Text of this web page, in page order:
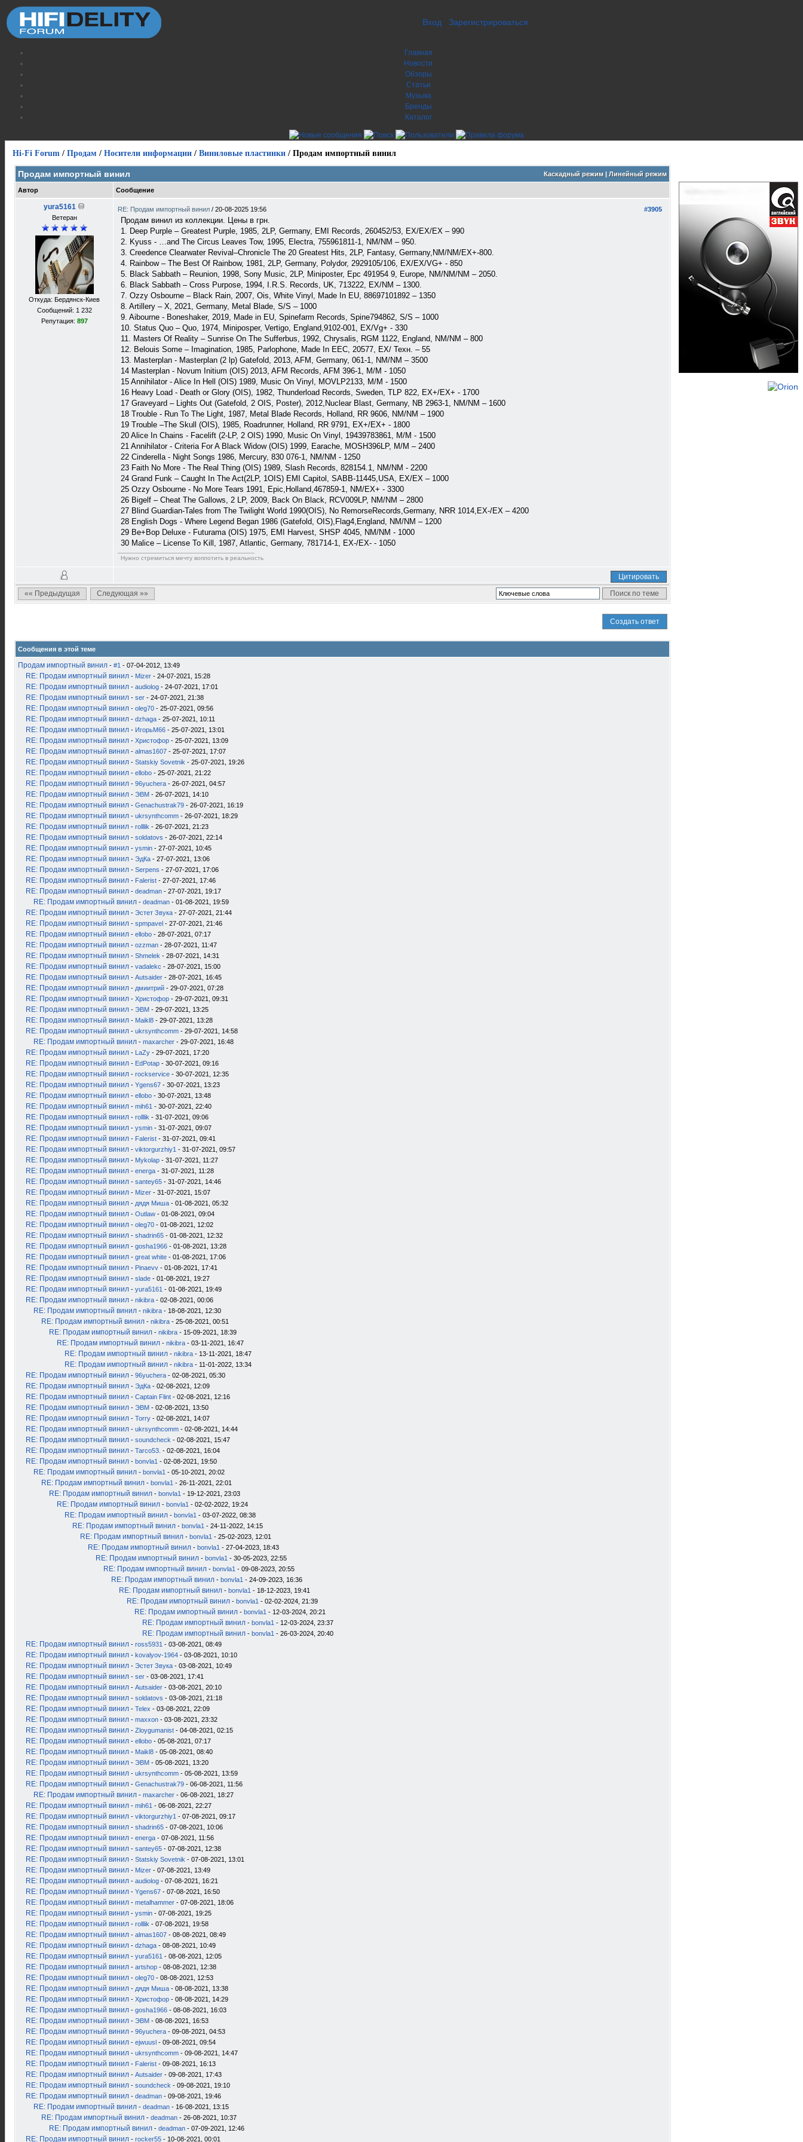
Вход Зарегистрироваться
Главная
Новости
Обзоры
Статьи
Музыка
Бренды
Каталог
Hi-Fi Forum / Продам / Носители информации / Виниловые пластинки / Продам импортный винил
Каскадный режим| Линейный режим
Продам импортный винил
Автор Сообщение
yura5161
Ветеран
Откуда: Бердянск-Киев
Сообщений: 1 232
Репутация: 897
#3905
RE: Продам импортный винил / 20-08-2025 19:56
Продам винил из коллекции. Цены в грн.
1. Deep Purple – Greatest Purple, 1985, 2LP, Germany, EMI Records, 260452/53, EX/EX/EX – 990
2. Kyuss - …and The Circus Leaves Tow, 1995, Electra, 755961811-1, NM/NM – 950.
3. Creedence Clearwater Revival–Chronicle The 20 Greatest Hits, 2LP, Fantasy, Germany,NM/NM/EX+-800.
4. Rainbow – The Best Of Rainbow, 1981, 2LP, Germany, Polydor, 2929105/106, EX/EX/VG+ - 850
5. Black Sabbath – Reunion, 1998, Sony Music, 2LP, Miniposter, Epc 491954 9, Europe, NM/NM/NM – 2050.
6. Black Sabbath – Cross Purpose, 1994, I.R.S. Records, UK, 713222, EX/NM – 1300.
7. Ozzy Osbourne – Black Rain, 2007, Ois, White Vinyl, Made In EU, 88697101892 – 1350
8. Artillery – X, 2021, Germany, Metal Blade, S/S – 1000
9. Aibourne - Boneshaker, 2019, Made in EU, Spinefarm Records, Spine794862, S/S – 1000
10. Status Quo – Quo, 1974, Miniposper, Vertigo, England,9102-001, EX/Vg+ - 330
11. Masters Of Reality – Sunrise On The Sufferbus, 1992, Chrysalis, RGM 1122, England, NM/NM – 800
12. Belouis Some – Imagination, 1985, Parlophone, Made In EEC, 20577, EX/ Техн. – 55
13. Masterplan - Masterplan (2 lp) Gatefold, 2013, AFM, Germany, 061-1, NM/NM – 3500
14 Masterplan - Novum Initium (OIS) 2013, AFM Records, AFM 396-1, M/M - 1050
15 Annihilator - Alice In Hell (OIS) 1989, Music On Vinyl, MOVLP2133, M/M - 1500
16 Heavy Load - Death or Glory (OIS), 1982, Thunderload Records, Sweden, TLP 822, EX+/EX+ - 1700
17 Graveyard – Lights Out (Gatefold, 2 OIS, Poster), 2012,Nuclear Blast, Germany, NB 2963-1, NM/NM – 1600
18 Trouble - Run To The Light, 1987, Metal Blade Records, Holland, RR 9606, NM/NM – 1900
19 Trouble –The Skull (OIS), 1985, Roadrunner, Holland, RR 9791, EX+/EX+ - 1800
20 Alice In Chains - Facelift (2-LP, 2 OIS) 1990, Music On Vinyl, 19439783861, M/M - 1500
21 Annihilator - Criteria For A Black Widow (OIS) 1999, Earache, MOSH396LP, M/M – 2400
22 Сinderella - Night Songs 1986, Mercury, 830 076-1, NM/NM - 1250
23 Faith No More - The Real Thing (OIS) 1989, Slash Records, 828154.1, NM/NM - 2200
24 Grand Funk – Caught In The Act(2LP, 1OIS) EMI Capitol, SABB-11445,USA, EX/EX – 1000
25 Ozzy Osbourne - No More Tears 1991, Epic,Holland,467859-1, NM/EX+ - 3300
26 Bigelf – Cheat The Gallows, 2 LP, 2009, Back On Black, RCV009LP, NM/NM – 2800
27 Blind Guardian-Tales from The Twilight World 1990(OIS), No RemorseRecords,Germany, NRR 1014,EX-/EX – 4200
28 English Dogs - Where Legend Began 1986 (Gatefold, OIS),Flag4,England, NM/NM – 1200
29 Be+Bop Deluxe - Futurama (OIS) 1975, EMI Harvest, SHSP 4045, NM/NM - 1000
30 Malice – License To Kill, 1987, Atlantic, Germany, 781714-1, EX-/EX- - 1050
Нужно стремиться мечту воплотить в реальность
Цитировать
«« Предыдущая
Следующая »»
Создать ответ
Сообщения в этой теме
Продам импортный винил - #1 - 07-04-2012, 13:49
RE: Продам импортный винил - Mizer - 24-07-2021, 15:28
RE: Продам импортный винил - audiolog - 24-07-2021, 17:01
RE: Продам импортный винил - ser - 24-07-2021, 21:38
RE: Продам импортный винил - oleg70 - 25-07-2021, 09:56
RE: Продам импортный винил - dzhaga - 25-07-2021, 10:11
RE: Продам импортный винил - ИгорьМ66 - 25-07-2021, 13:01
RE: Продам импортный винил - Христофор - 25-07-2021, 13:09
RE: Продам импортный винил - almas1607 - 25-07-2021, 17:07
RE: Продам импортный винил - Statskiy Sovetnik - 25-07-2021, 19:26
RE: Продам импортный винил - ellobo - 25-07-2021, 21:22
RE: Продам импортный винил - 96yuchera - 26-07-2021, 04:57
RE: Продам импортный винил - ЭВМ - 26-07-2021, 14:10
RE: Продам импортный винил - Genachustrak79 - 26-07-2021, 16:19
RE: Продам импортный винил - ukrsynthcomm - 26-07-2021, 18:29
RE: Продам импортный винил - rolllik - 26-07-2021, 21:23
RE: Продам импортный винил - soldatovs - 26-07-2021, 22:14
RE: Продам импортный винил - ysmin - 27-07-2021, 10:45
RE: Продам импортный винил - ЭдКа - 27-07-2021, 13:06
RE: Продам импортный винил - Serpens - 27-07-2021, 17:06
RE: Продам импортный винил - Falerist - 27-07-2021, 17:46
RE: Продам импортный винил - deadman - 27-07-2021, 19:17
RE: Продам импортный винил - deadman - 01-08-2021, 19:59
RE: Продам импортный винил - Эстет Звука - 27-07-2021, 21:44
RE: Продам импортный винил - spmpavel - 27-07-2021, 21:46
RE: Продам импортный винил - ellobo - 28-07-2021, 07:17
RE: Продам импортный винил - ozzman - 28-07-2021, 11:47
RE: Продам импортный винил - Shmelek - 28-07-2021, 14:31
RE: Продам импортный винил - vadalekc - 28-07-2021, 15:00
RE: Продам импортный винил - Autsaider - 28-07-2021, 16:45
RE: Продам импортный винил - дмиитрий - 29-07-2021, 07:28
RE: Продам импортный винил - Христофор - 29-07-2021, 09:31
RE: Продам импортный винил - ЭВМ - 29-07-2021, 13:25
RE: Продам импортный винил - Maikl8 - 29-07-2021, 13:28
RE: Продам импортный винил - ukrsynthcomm - 29-07-2021, 14:58
RE: Продам импортный винил - maxarcher - 29-07-2021, 16:48
RE: Продам импортный винил - LaZy - 29-07-2021, 17:20
RE: Продам импортный винил - EdPotap - 30-07-2021, 09:16
RE: Продам импортный винил - rockservice - 30-07-2021, 12:35
RE: Продам импортный винил - Ygens67 - 30-07-2021, 13:23
RE: Продам импортный винил - ellobo - 30-07-2021, 13:48
RE: Продам импортный винил - mih61 - 30-07-2021, 22:40
RE: Продам импортный винил - rolllik - 31-07-2021, 09:06
RE: Продам импортный винил - ysmin - 31-07-2021, 09:07
RE: Продам импортный винил - Falerist - 31-07-2021, 09:41
RE: Продам импортный винил - viktorgurzhiy1 - 31-07-2021, 09:57
RE: Продам импортный винил - Mykolap - 31-07-2021, 11:27
RE: Продам импортный винил - energa - 31-07-2021, 11:28
RE: Продам импортный винил - santey65 - 31-07-2021, 14:46
RE: Продам импортный винил - Mizer - 31-07-2021, 15:07
RE: Продам импортный винил - дядя Миша - 01-08-2021, 05:32
RE: Продам импортный винил - Outlaw - 01-08-2021, 09:04
RE: Продам импортный винил - oleg70 - 01-08-2021, 12:02
RE: Продам импортный винил - shadrin65 - 01-08-2021, 12:32
RE: Продам импортный винил - gosha1966 - 01-08-2021, 13:28
RE: Продам импортный винил - great white - 01-08-2021, 17:06
RE: Продам импортный винил - Pinaevv - 01-08-2021, 17:41
RE: Продам импортный винил - slade - 01-08-2021, 19:27
RE: Продам импортный винил - yura5161 - 01-08-2021, 19:49
RE: Продам импортный винил - nikibra - 02-08-2021, 00:06
RE: Продам импортный винил - nikibra - 18-08-2021, 12:30
RE: Продам импортный винил - nikibra - 25-08-2021, 00:51
RE: Продам импортный винил - nikibra - 15-09-2021, 18:39
RE: Продам импортный винил - nikibra - 03-11-2021, 16:47
RE: Продам импортный винил - nikibra - 13-11-2021, 18:47
RE: Продам импортный винил - nikibra - 11-01-2022, 13:34
RE: Продам импортный винил - 96yuchera - 02-08-2021, 05:30
RE: Продам импортный винил - ЭдКа - 02-08-2021, 12:09
RE: Продам импортный винил - Captain Flint - 02-08-2021, 12:16
RE: Продам импортный винил - ЭВМ - 02-08-2021, 13:50
RE: Продам импортный винил - Torry - 02-08-2021, 14:07
RE: Продам импортный винил - ukrsynthcomm - 02-08-2021, 14:44
RE: Продам импортный винил - soundcheck - 02-08-2021, 15:47
RE: Продам импортный винил - Tarco53. - 02-08-2021, 16:04
RE: Продам импортный винил - bonvla1 - 02-08-2021, 19:50
RE: Продам импортный винил - bonvla1 - 05-10-2021, 20:02
RE: Продам импортный винил - bonvla1 - 26-11-2021, 22:01
RE: Продам импортный винил - bonvla1 - 19-12-2021, 23:03
RE: Продам импортный винил - bonvla1 - 02-02-2022, 19:24
RE: Продам импортный винил - bonvla1 - 03-07-2022, 08:38
RE: Продам импортный винил - bonvla1 - 24-11-2022, 14:15
RE: Продам импортный винил - bonvla1 - 25-02-2023, 12:01
RE: Продам импортный винил - bonvla1 - 27-04-2023, 18:43
RE: Продам импортный винил - bonvla1 - 30-05-2023, 22:55
RE: Продам импортный винил - bonvla1 - 09-08-2023, 20:55
RE: Продам импортный винил - bonvla1 - 24-09-2023, 16:36
RE: Продам импортный винил - bonvla1 - 18-12-2023, 19:41
RE: Продам импортный винил - bonvla1 - 02-02-2024, 21:39
RE: Продам импортный винил - bonvla1 - 12-03-2024, 20:21
RE: Продам импортный винил - bonvla1 - 12-03-2024, 23:37
RE: Продам импортный винил - bonvla1 - 26-03-2024, 20:40
RE: Продам импортный винил - ross5931 - 03-08-2021, 08:49
RE: Продам импортный винил - kovalyov-1964 - 03-08-2021, 10:10
RE: Продам импортный винил - Эстет Звука - 03-08-2021, 10:49
RE: Продам импортный винил - ser - 03-08-2021, 17:41
RE: Продам импортный винил - Autsaider - 03-08-2021, 20:10
RE: Продам импортный винил - soldatovs - 03-08-2021, 21:18
RE: Продам импортный винил - Telex - 03-08-2021, 22:09
RE: Продам импортный винил - maxxon - 03-08-2021, 23:32
RE: Продам импортный винил - Zloygumanist - 04-08-2021, 02:15
RE: Продам импортный винил - ellobo - 05-08-2021, 07:17
RE: Продам импортный винил - Maikl8 - 05-08-2021, 08:40
RE: Продам импортный винил - ЭВМ - 05-08-2021, 13:20
RE: Продам импортный винил - ukrsynthcomm - 05-08-2021, 13:59
RE: Продам импортный винил - Genachustrak79 - 06-08-2021, 11:56
RE: Продам импортный винил - maxarcher - 06-08-2021, 18:27
RE: Продам импортный винил - mih61 - 06-08-2021, 22:27
RE: Продам импортный винил - viktorgurzhiy1 - 07-08-2021, 09:17
RE: Продам импортный винил - shadrin65 - 07-08-2021, 10:06
RE: Продам импортный винил - energa - 07-08-2021, 11:56
RE: Продам импортный винил - santey65 - 07-08-2021, 12:38
RE: Продам импортный винил - Statskiy Sovetnik - 07-08-2021, 13:01
RE: Продам импортный винил - Mizer - 07-08-2021, 13:49
RE: Продам импортный винил - audiolog - 07-08-2021, 16:21
RE: Продам импортный винил - Ygens67 - 07-08-2021, 16:50
RE: Продам импортный винил - metalhammer - 07-08-2021, 18:06
RE: Продам импортный винил - ysmin - 07-08-2021, 19:25
RE: Продам импортный винил - rolllik - 07-08-2021, 19:58
RE: Продам импортный винил - almas1607 - 08-08-2021, 08:49
RE: Продам импортный винил - dzhaga - 08-08-2021, 10:49
RE: Продам импортный винил - yura5161 - 08-08-2021, 12:05
RE: Продам импортный винил - artshop - 08-08-2021, 12:38
RE: Продам импортный винил - oleg70 - 08-08-2021, 12:53
RE: Продам импортный винил - дядя Миша - 08-08-2021, 13:38
RE: Продам импортный винил - Христофор - 08-08-2021, 14:29
RE: Продам импортный винил - gosha1966 - 08-08-2021, 16:03
RE: Продам импортный винил - ЭВМ - 08-08-2021, 16:53
RE: Продам импортный винил - 96yuchera - 09-08-2021, 04:53
RE: Продам импортный винил - ejwuusl - 09-08-2021, 09:54
RE: Продам импортный винил - ukrsynthcomm - 09-08-2021, 14:47
RE: Продам импортный винил - Falerist - 09-08-2021, 16:13
RE: Продам импортный винил - Autsaider - 09-08-2021, 17:43
RE: Продам импортный винил - soundcheck - 09-08-2021, 19:10
RE: Продам импортный винил - deadman - 09-08-2021, 19:46
RE: Продам импортный винил - deadman - 16-08-2021, 13:15
RE: Продам импортный винил - deadman - 26-08-2021, 10:37
RE: Продам импортный винил - deadman - 07-09-2021, 12:46
RE: Продам импортный винил - rocker55 - 10-08-2021, 00:01